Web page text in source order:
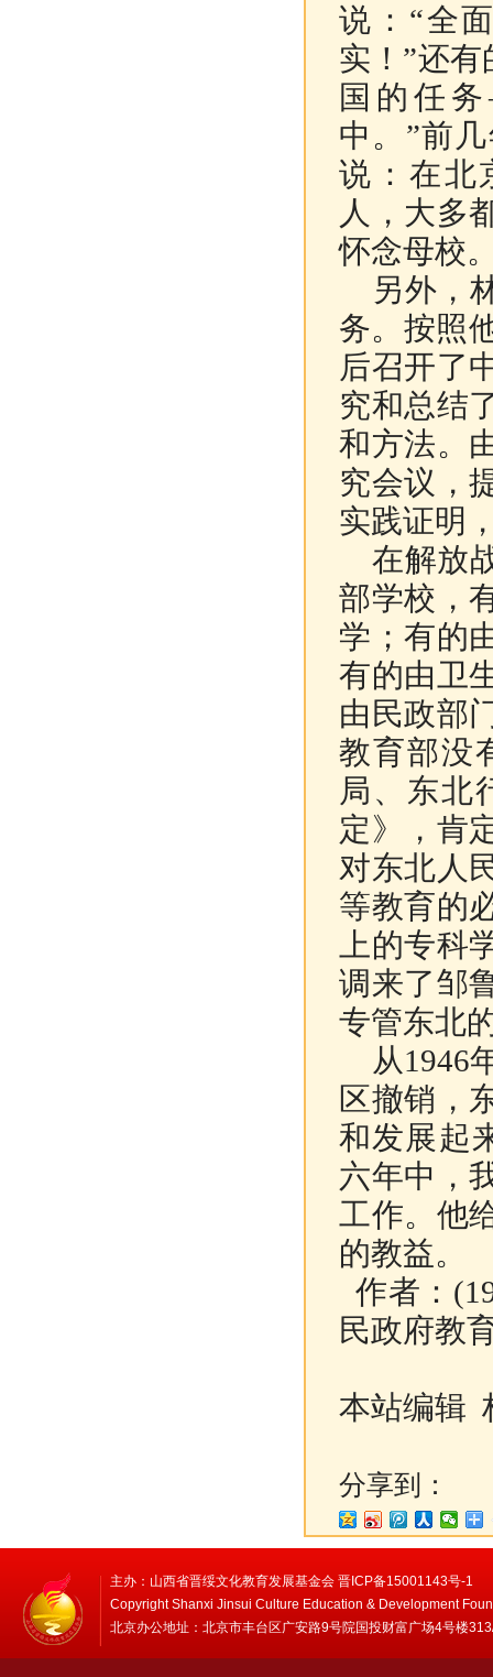
说：“全
实！”还
国的任
中。”前
说：在北
人，大多
怀念母校
另外，
务。按照
后召开了
究和总结
和方法。
究会议，
实践证明
在解放
部学校，
学；有的
有的由卫
由民政部
教育部没
局、东北
定》，肯
对东北人
等教育的
上的专科
调来了邹
专管东北
从1946
区撤销，
和发展起
六年中，
工作。他
的教益。
作者：(
民政府教
本站编辑
分享到：
主办：山西省晋绥文化教育发展基金会 晋ICP备15001143号-1
Copyright Shanxi Jinsui Culture Education & Development
北京办公地址：北京市丰台区广安路9号院国投财富广场4号楼